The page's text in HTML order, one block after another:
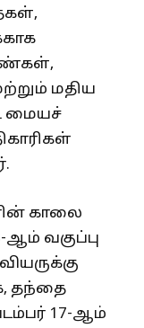
மதிய
மையச்
காலை
ஆம் வகுப்பு
தந்தை
17-ஆம்